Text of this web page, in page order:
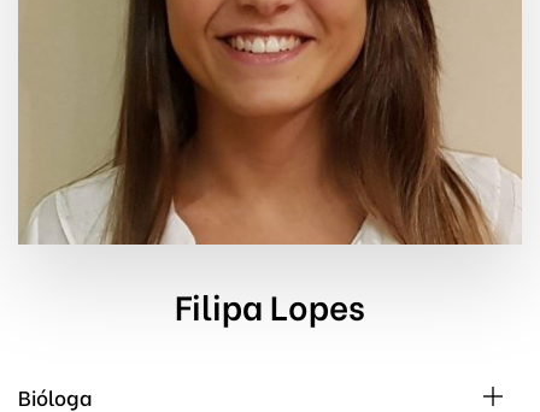
Filipa Lopes
Bióloga